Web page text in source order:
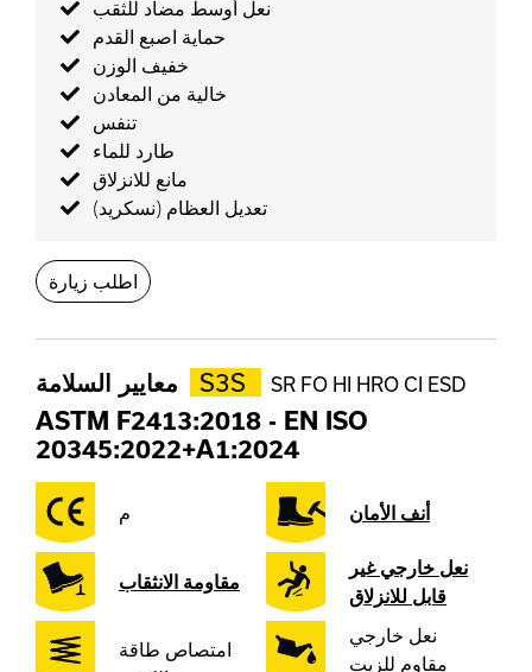
نعل أوسط مضاد للثقب
حماية اصبع القدم
خفيف الوزن
خالية من المعادن
تنفس
طارد للماء
مانع للانزلاق
تعديل العظام (نسكريد)
اطلب زيارة
S3S SR FO HI HRO CI ESD
ASTM F2413:2018 - EN ISO
20345:2022+A1:2024
م أنف الأمان
مقاومة الانثقاب
نعل خارجي غير
قابل للانزلاق
امتصاص طاقة
نعل خارجي
مقاوم للزيت